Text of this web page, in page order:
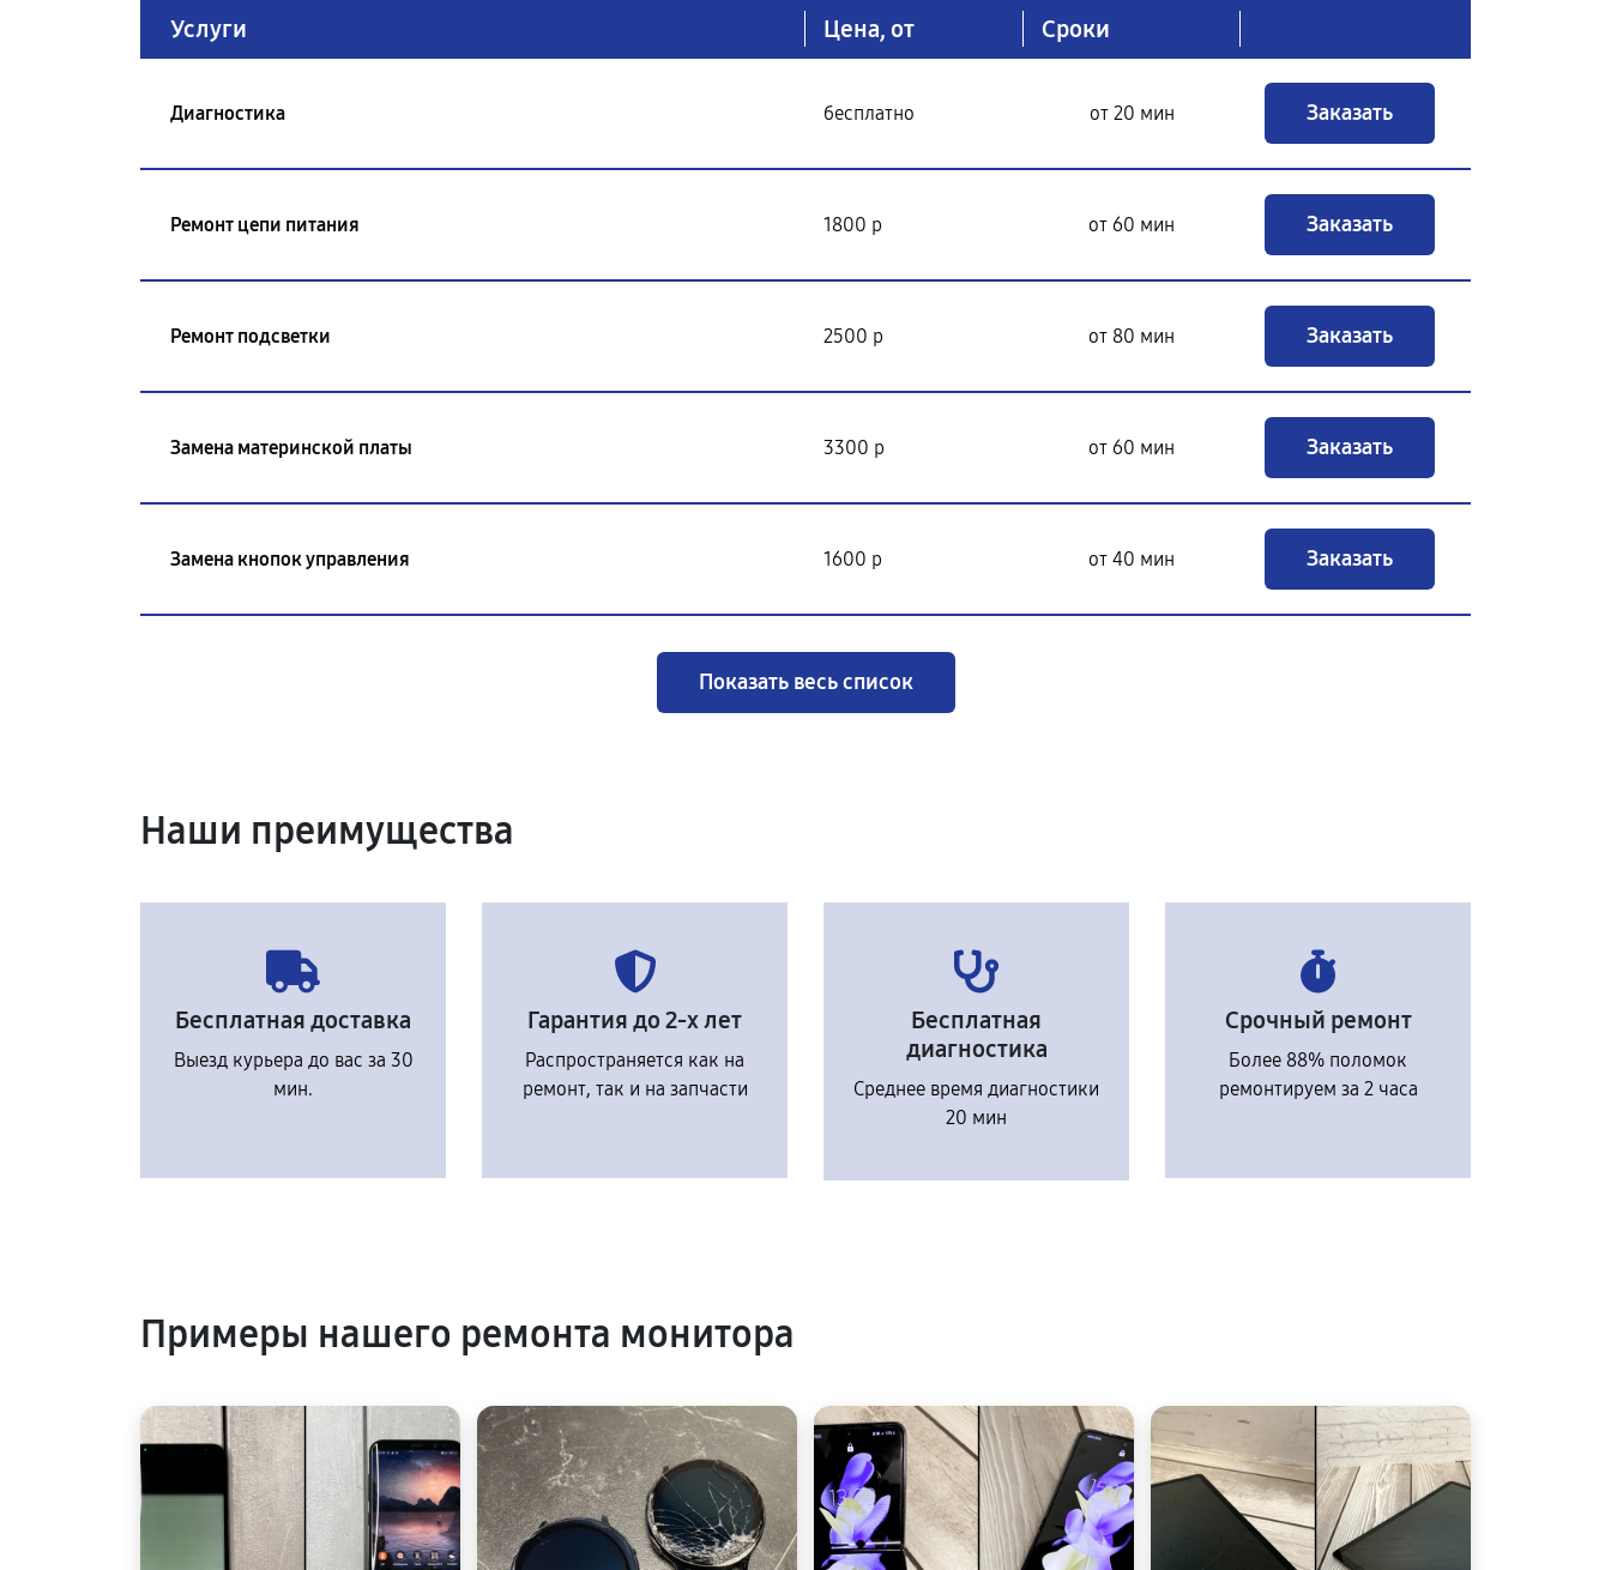
Услуги Цена, от Сроки
Диагностика бесплатно от 20 мин Заказать
Ремонт цепи питания 1800 р от 60 мин Заказать
Ремонт подсветки 2500 р от 80 мин Заказать
Замена материнской платы 3300 р от 60 мин Заказать
Замена кнопок управления 1600 р от 40 мин Заказать
Показать весь список
Наши преимущества
Бесплатная доставка
Выезд курьера до вас за 30
мин.
Гарантия до 2-х лет
Распространяется как на
ремонт, так и на запчасти
Бесплатная
диагностика
Среднее время диагностики
20 мин
Срочный ремонт
Более 88% поломок
ремонтируем за 2 часа
Примеры нашего ремонта монитора